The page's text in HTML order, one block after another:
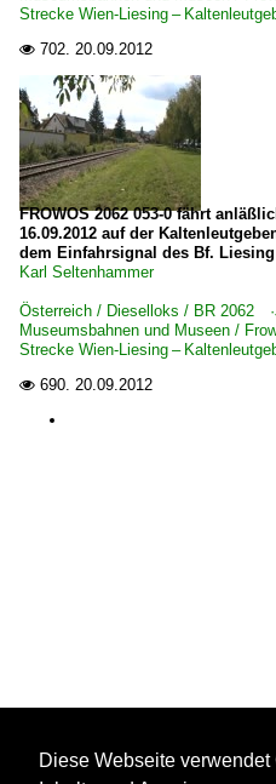
Strecke Wien-Liesing –
 702. 20.09.2012
FROWOS 2062 053-0 fährt
16.09.2012 auf der
dem Einfahrsignal des Bf.
Karl Seltenhammer
Österreich / Dieselloks / BR 2062
Museumsbahnen und Museen /
Strecke Wien-Liesing –
 690. 20.09.2012
Diese Webseite verwendet